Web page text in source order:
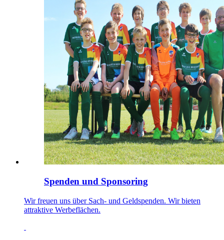
Spenden und Sponsoring
Wir freuen uns über Sach- und Geldspenden. Wir bieten
attraktive Werbeflächen.